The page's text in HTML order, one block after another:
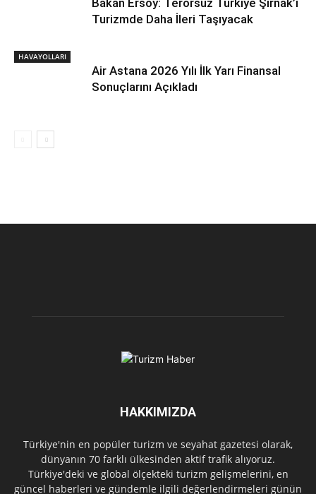
Turizmde Daha İleri Taşıyacak
HAVAYOLLARI
Air Astana 2026 Yılı İlk Yarı Finansal
Sonuçlarını Açıkladı
HAKKIMIZDA
Türkiye'nin en popüler turizm ve seyahat gazetesi olarak,
dünyanın 70 farklı ülkesinden aktif trafik alıyoruz.
Türkiye'deki ve global ölçekteki turizm gelişmelerini, en
güncel haberleri ve gündemle ilgili değerlendirmeleri günün